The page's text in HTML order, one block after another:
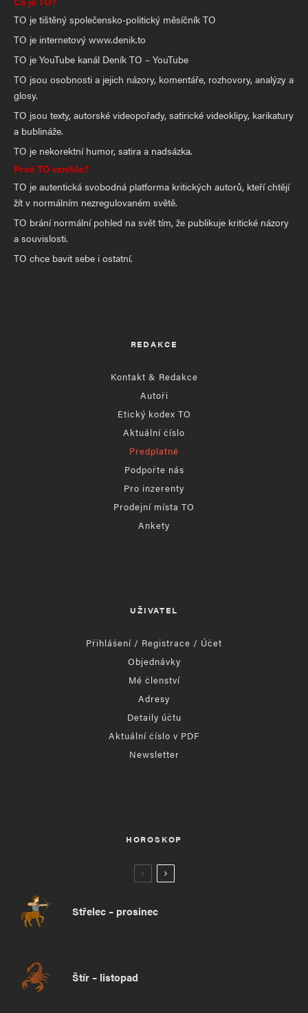
TO je tištěný společensko-politický měsíčník TO
TO je internetový www.denik.to
TO je YouTube kanál Deník TO – YouTube
TO jsou osobnosti a jejich názory, komentáře, rozhovory, analýzy a
glosy.
TO jsou texty, autorské videopořady, satirické videoklipy, karikatury
a bublináže.
TO je nekorektní humor, satira a nadsázka.
Proč TO vzniklo?
TO je autentická svobodná platforma kritických autorů, kteří chtějí
žít v normálním nezregulovaném světě.
TO brání normální pohled na svět tím, že publikuje kritické názory
a souvislosti.
TO chce bavit sebe i ostatní.
REDAKCE
Kontakt & Redakce
Autoři
Etický kodex TO
Aktuální číslo
Předplatné
Podpořte nás
Pro inzerenty
Prodejní místa TO
Ankety
UŽIVATEL
Přihlášení / Registrace / Účet
Objednávky
Mé členství
Adresy
Detaily účtu
Aktuální číslo v PDF
Newsletter
HOROSKOP
Střelec – prosinec
Štír – listopad